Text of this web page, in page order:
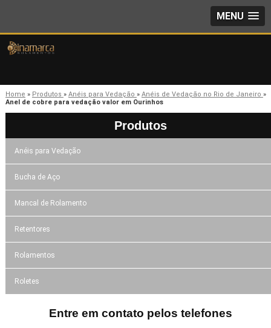
MENU
Home » Produtos » Anéis para Vedação » Anéis de Vedação no Rio de Janeiro »
Anel de cobre para vedação valor em Ourinhos
Produtos
Anéis para Vedação
Bucha de Aço
Mancal de Rolamento
Retentores
Rolamentos
Roletes
Entre em contato pelos telefones